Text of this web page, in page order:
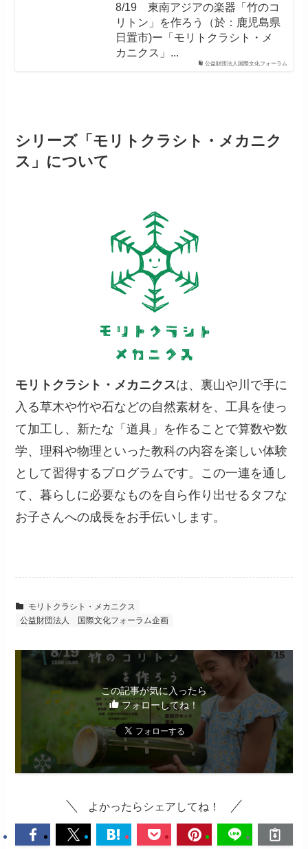
公益財団法人国際文化フォーラム
8/19 東南アジアの楽器「竹のコ
リトン」を作ろう（於：鹿児島県
日置市)ー「モリトクラシト・メ
カニクス」...
シリーズ「モリトクラシト・メカニク
ス」について
モリトクラシト・メカニクスは、裏山や川で手に
入る草木や竹や石などの自然素材を、工具を使っ
て加工し、新たな「道具」を作ることで算数や数
学、理科や物理といった教科の内容を楽しい体験
として習得するプログラムです。この一連を通し
て、暮らしに必要なものを自ら作り出せるタフな
お子さんへの成長をお手伝いします。
モリトクラシト・メカニクス
公益財団法人 国際文化フォーラム企画
この記事が気に入ったら
フォローしてね！
よかったらシェアしてね！